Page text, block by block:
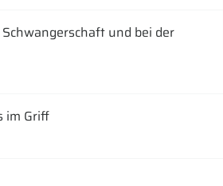
und bei der
im Griff